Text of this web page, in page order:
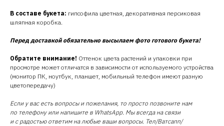
В составе букета: гипсофила цветная, декоративная персиковая
шляпная коробка.
Перед доставкой обязательно высылаем фото готового букета!
Обратите внимание! Оттенок цвета растений и упаковки при
просмотре может отличатся в зависимости от используемого устройства
(монитор ПК, ноутбук, планшет, мобильный телефон имеют разную
цветопередачу)
Если у вас есть вопросы и пожелания, то просто позвоните нам
по телефону или напишите в WhatsApp. Мы всегда на связи
и с радостью ответим на любые ваши вопросы. Тел/Ватсапп/